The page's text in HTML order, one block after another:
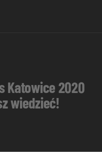
Katowice 2020
wiedzieć!